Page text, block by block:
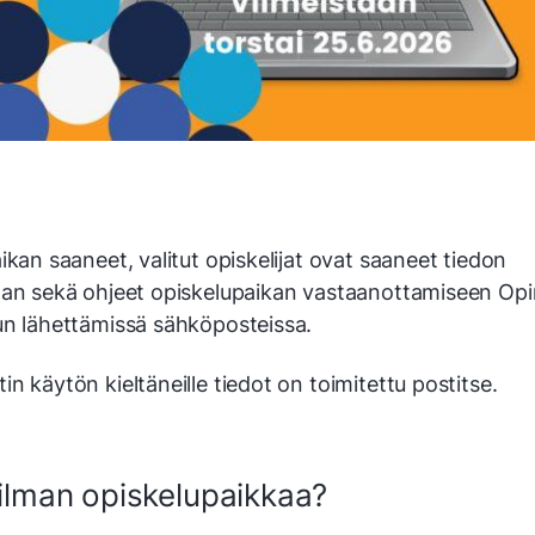
saaneet, valitut opiskelijat ovat saaneet tiedon
sekä ohjeet opiskelupaikan vastaanottamiseen
lähettämissä sähköposteissa.
käytön kieltäneille tiedot on toimitettu postitse.
opiskelupaikkaa?